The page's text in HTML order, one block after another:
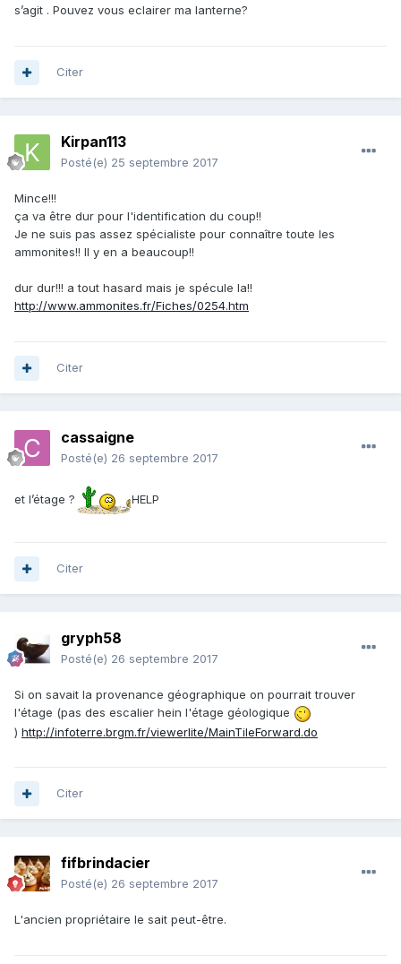
s’agit . Pouvez vous eclairer ma lanterne?
Citer
Kirpan113
Posté(e) 25 septembre 2017
Mince!!!
ça va être dur pour l'identification du coup!!
Je ne suis pas assez spécialiste pour connaître toute les
ammonites!! Il y en a beaucoup!!
dur dur!!! a tout hasard mais je spécule la!!
http://www.ammonites.fr/Fiches/0254.htm
Citer
cassaigne
Posté(e) 26 septembre 2017
et l’étage ? HELP
Citer
gryph58
Posté(e) 26 septembre 2017
Si on savait la provenance géographique on pourrait trouver
l'étage (pas des escalier hein l'étage géologique
) http://infoterre.brgm.fr/viewerlite/MainTileForward.do
Citer
fifbrindacier
Posté(e) 26 septembre 2017
L'ancien propriétaire le sait peut-être.